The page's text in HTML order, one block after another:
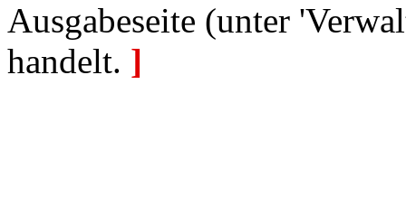
Ausgabeseite (unter
handelt. ]